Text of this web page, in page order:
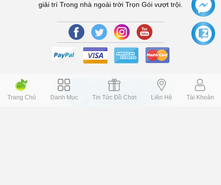
giải trí Trong nhà ngoài trời Trọn Gói vượt trội.
Trang Chủ Danh Mục Tin Tức Đồ Chơi Liên Hệ Tài Khoản